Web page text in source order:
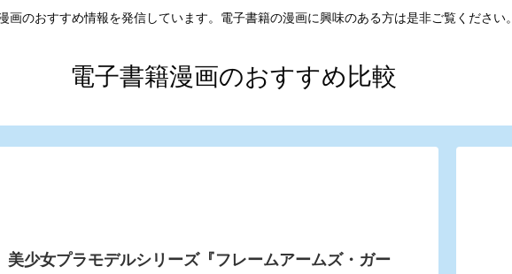
画のおすすめ情報を発信しています。電子書籍の漫画に興味のある方は是非ご覧ください。
電子書籍漫画のおすすめ比較
美少女プラモデルシリーズ『フレームアームズ・ガー